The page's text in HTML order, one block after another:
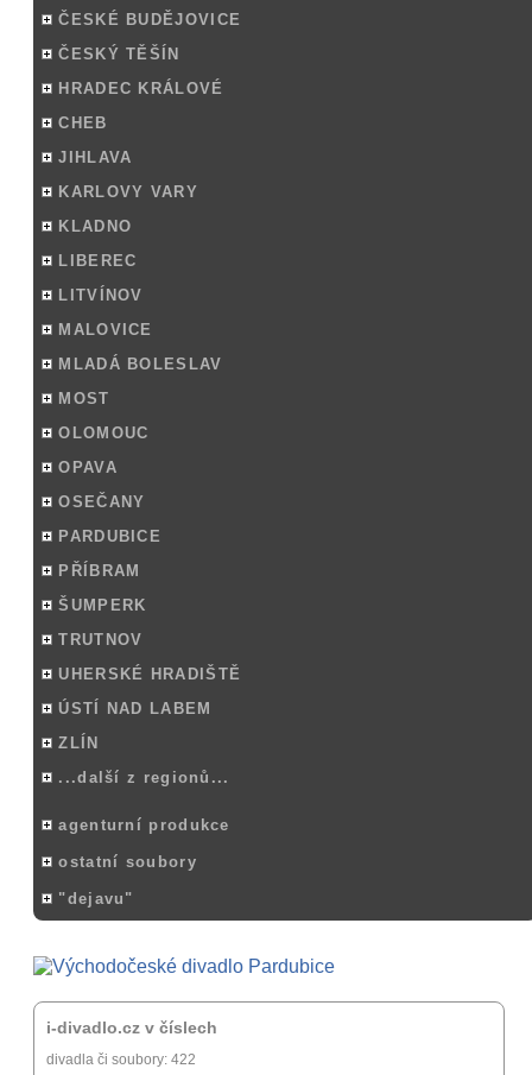
ČESKÉ BUDĚJOVICE
ČESKÝ TĚŠÍN
HRADEC KRÁLOVÉ
CHEB
JIHLAVA
KARLOVY VARY
KLADNO
LIBEREC
LITVÍNOV
MALOVICE
MLADÁ BOLESLAV
MOST
OLOMOUC
OPAVA
OSEČANY
PARDUBICE
PŘÍBRAM
ŠUMPERK
TRUTNOV
UHERSKÉ HRADIŠTĚ
ÚSTÍ NAD LABEM
ZLÍN
...další z regionů...
agenturní produkce
ostatní soubory
"dejavu"
i-divadlo.cz v číslech
divadla či soubory: 422